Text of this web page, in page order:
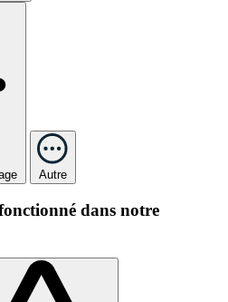
Autre
dans notre